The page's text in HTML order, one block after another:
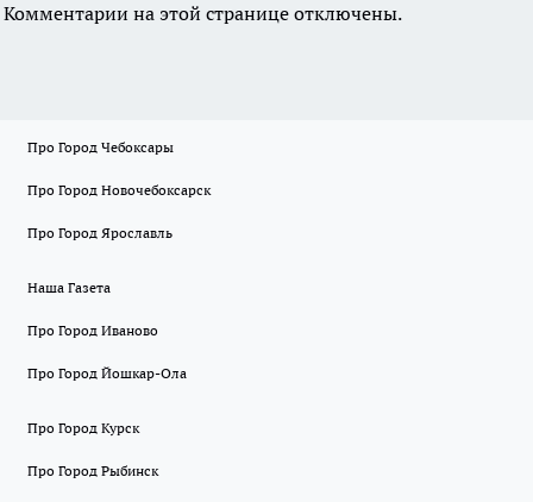
Комментарии на этой странице отключены.
Про Город Чебоксары
Про Город Новочебоксарск
Про Город Ярославль
Наша Газета
Про Город Иваново
Про Город Йошкар-Ола
Про Город Курск
Про Город Рыбинск